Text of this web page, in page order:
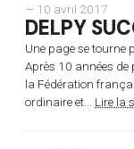
— 10 avril 2017
DELPY
Une page se
Après 10 années de
la Fédération
ordinaire et... Lire la